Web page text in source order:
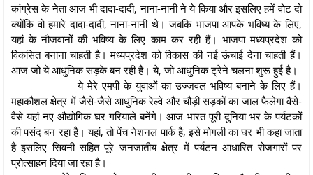
कांग्रेस के नेता आज भी दादा-दादी, नाना-नानी ने ये किया और इसलिए हमें वोट दो
क्योंकि वो हमारे दादा-दादी, नाना-नानी थे। जबकि भाजपा आपके भविष्य के लिए,
यहां के नौजवानों की भविष्य के लिए काम कर रही हैं। भाजपा मध्यप्रदेश को
विकसित बनाना चाहती है। मध्यप्रदेश को विकास की नई ऊंचाई देना चाहती हैं।
आज जो ये आधुनिक सड़के बन रही है। ये, जो आधुनिक ट्रेने चलना शुरू हुई है।
ये मेरे एमपी के युवाओं का उज्जवल भविष्य बनाने के लिए हैं।
महाकौशल क्षेत्र में जैसे-जैसे आधुनिक रेल्वे और चौड़ी सड़कों का जाल फैलेगा वैसे-
वैसे यहां नए औद्योगिक घर गरियाले बनेंगे। आज भारत पूरी दुनिया भर के पर्यटकों
की पसंद बन रहा है। यहां, तो पेंच नेशनल पार्क है, इसे मोगली का घर भी कहा जाता
है इसलिए सिवनी सहित पूरे जनजातीय क्षेत्र में पर्यटन आधारित रोजगारों पर
प्रोत्साहन दिया जा रहा है।